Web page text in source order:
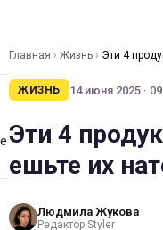
Главная › Жизнь › Эти 4
ЖИЗНЬ 14 июня 2025 ·
Эти 4
ешьте их
Людмила Жукова
Редактор Styler